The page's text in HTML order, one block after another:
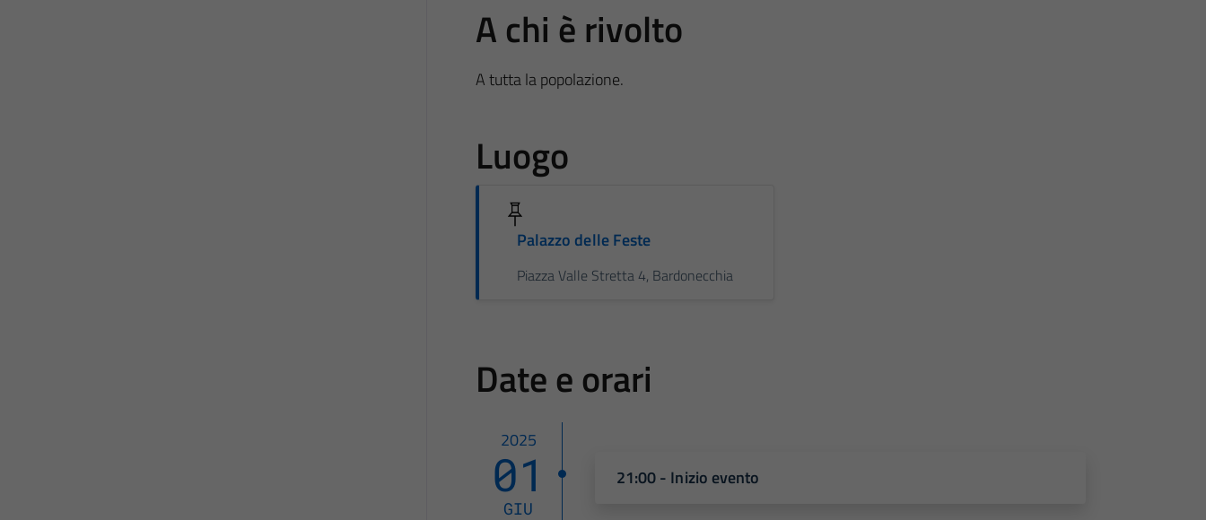
A chi è rivolto
A tutta la popolazione.
Luogo
Palazzo delle Feste
Piazza Valle Stretta 4, Bardonecchia
Date e orari
2025
01
GIU
21:00 - Inizio evento